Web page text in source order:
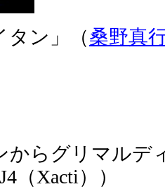
タン」（桑野真
からグリマルデ
（Xacti））